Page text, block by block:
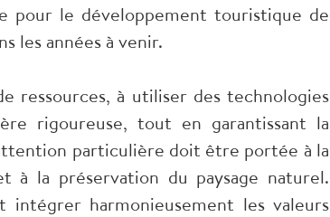
le développement touristique de
les années à venir.
ressources, à utiliser des technologies
rigoureuse, tout en garantissant la
particulière doit être portée à la
à la préservation du paysage naturel.
intégrer harmonieusement les valeurs